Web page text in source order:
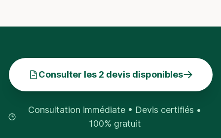
Consulter les 2 devis disponibles
Consultation immédiate • Devis certifiés •
100% gratuit